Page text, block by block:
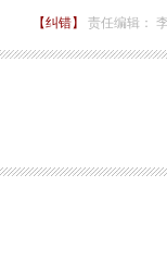
【纠错】 责任编辑：